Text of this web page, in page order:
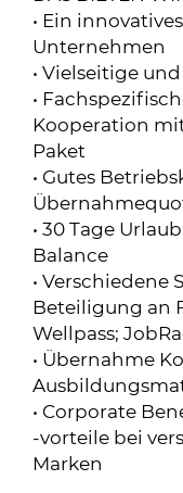
• Ein
Unternehmen
• Vielseitige
•
Kooperation
Paket
• Gutes
• 30 Tage
Balance
• Verschiedene
Beteiligung an
Wellpass;
• Übernahme
• Corporate
-vorteile bei
Marken